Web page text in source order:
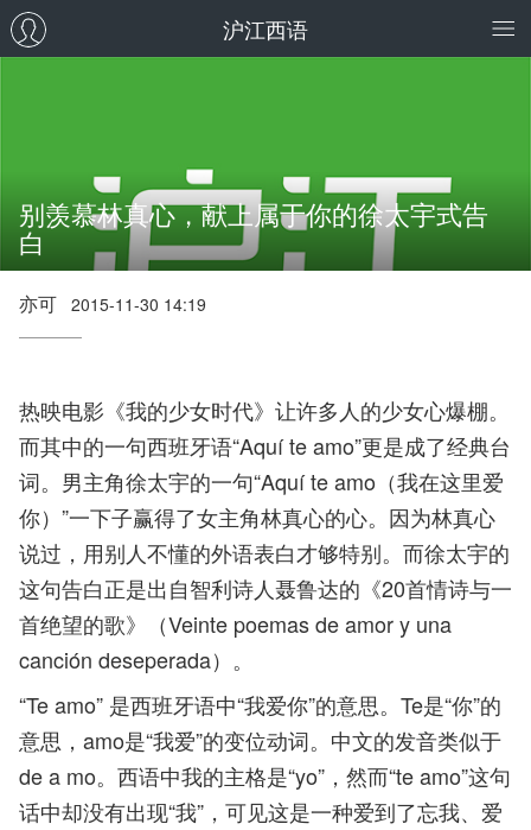
沪江西语
别羡慕林真心，献上属于你的徐太宇式告
白
亦可 2015-11-30 14:19
热映电影《我的少女时代》让许多人的少女心爆棚。
而其中的一句西班牙语“Aquí te amo”更是成了经典台
词。男主角徐太宇的一句“Aquí te amo（我在这里爱
你）”一下子赢得了女主角林真心的心。因为林真心
说过，用别人不懂的外语表白才够特别。而徐太宇的
这句告白正是出自智利诗人聂鲁达的《20首情诗与一
首绝望的歌》（Veinte poemas de amor y una
canción deseperada）。
“Te amo” 是西班牙语中“我爱你”的意思。Te是“你”的
意思，amo是“我爱”的变位动词。中文的发音类似于
de a mo。西语中我的主格是“yo”，然而“te amo”这句
话中却没有出现“我”，可见这是一种爱到了忘我、爱